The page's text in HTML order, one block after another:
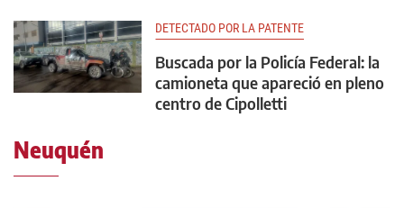
DETECTADO POR LA PATENTE
Buscada por la Policía Federal: la
camioneta que apareció en pleno
centro de Cipolletti
Neuquén